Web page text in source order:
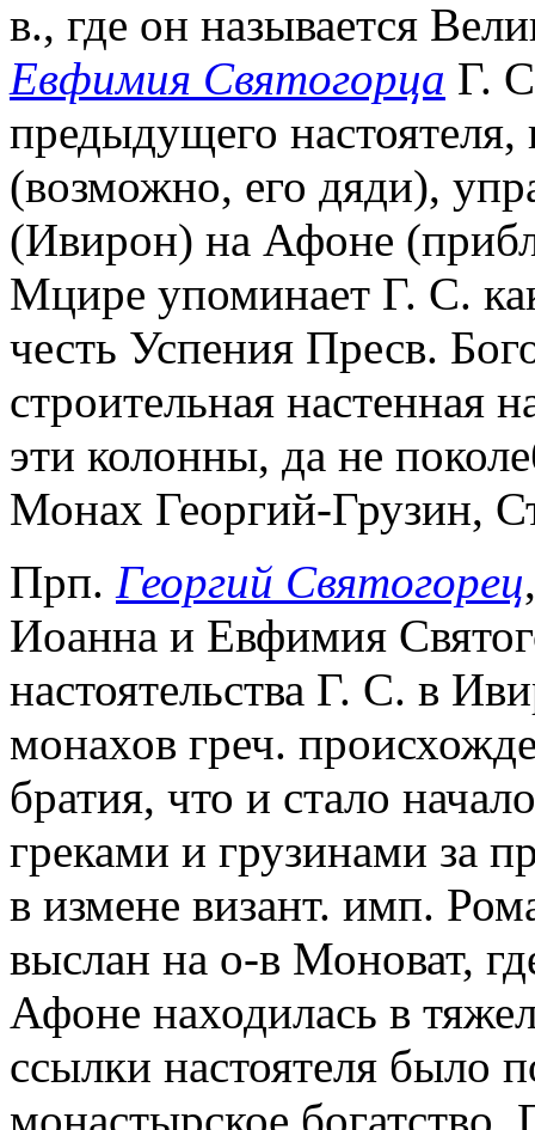
в., где он называется
Евфимия Святогорца Г.
предыдущего
(возможно, его дяди),
(Ивирон) на Афоне
Мцире упоминает Г. С.
честь Успения Пресв.
строительная настенная
эти колонны, да не
Монах Георгий-Грузин,
Прп. Георгий Святогорец
Иоанна и Евфимия
настоятельства Г. С. в
монахов греч.
братия, что и стало
греками и грузинами за
в измене визант. имп.
выслан на о-в Моноват,
Афоне находилась в
ссылки настоятеля было
монастырское